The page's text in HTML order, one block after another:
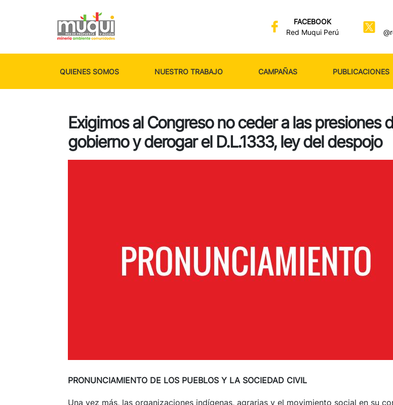
FACEBOOK
Red Muqui Perú
QUIENES SOMOS NUESTRO TRABAJO CAMPAÑAS PUBLICACIONES
Exigimos al Congreso no ceder a las presiones
gobierno y derogar el D.L.1333, ley del despojo
PRONUNCIAMIENTO DE LOS PUEBLOS Y LA SOCIEDAD CIVIL
Una vez más, las organizaciones indígenas, agrarias y el movimiento social en su